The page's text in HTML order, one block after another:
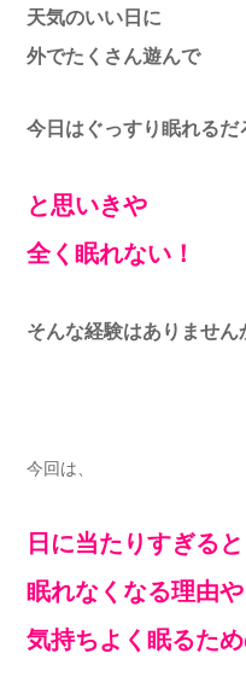
天気のいい日に
外でたくさん遊んで
今日はぐっすり眠れるだ
と思いきや
全く眠れない！
そんな経験はありません
今回は、
日に当たりすぎると
眠れなくなる理由や
気持ちよく眠るた